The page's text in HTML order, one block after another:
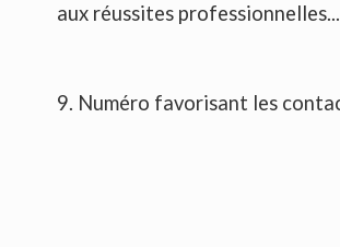
aux réussites professionnelles...
9. Numéro favorisant les